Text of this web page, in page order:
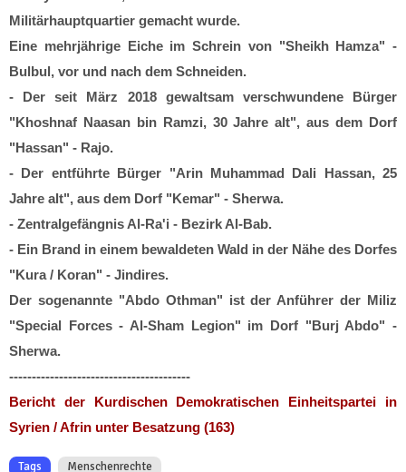
Militärhauptquartier gemacht wurde.
Eine mehrjährige Eiche im Schrein von "Sheikh Hamza" -
Bulbul, vor und nach dem Schneiden.
- Der seit März 2018 gewaltsam verschwundene Bürger
"Khoshnaf Naasan bin Ramzi, 30 Jahre alt", aus dem Dorf
"Hassan" - Rajo.
- Der entführte Bürger "Arin Muhammad Dali Hassan, 25
Jahre alt", aus dem Dorf "Kemar" - Sherwa.
- Zentralgefängnis Al-Ra'i - Bezirk Al-Bab.
- Ein Brand in einem bewaldeten Wald in der Nähe des Dorfes
"Kura / Koran" - Jindires.
Der sogenannte "Abdo Othman" ist der Anführer der Miliz
"Special Forces - Al-Sham Legion" im Dorf "Burj Abdo" -
Sherwa.
----------------------------------------
Bericht der Kurdischen Demokratischen Einheitspartei in
Syrien / Afrin unter Besatzung (163)
Tags Menschenrechte